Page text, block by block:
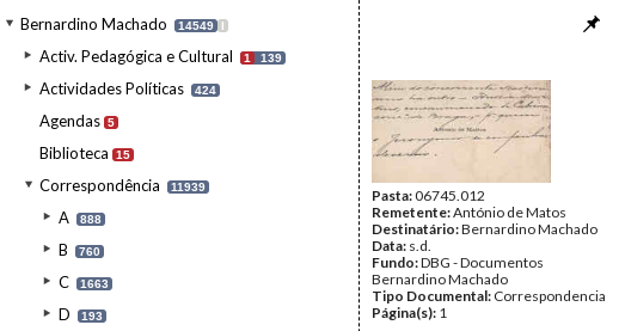
Bernardino Machado 14549 I
Activ. Pedagógica e Cultural 1 139
Actividades Políticas 424
Agendas 5
Biblioteca 15
Correspondência 11939
A 888
B 760
C 1663
D 193
Pasta:06745.012
Remetente:António de Matos
Destinatário:Bernardino Machado
Data: s.d.
Fundo:DBG - Documentos
Bernardino Machado
Tipo Documental: Correspondencia
Página(s): 1